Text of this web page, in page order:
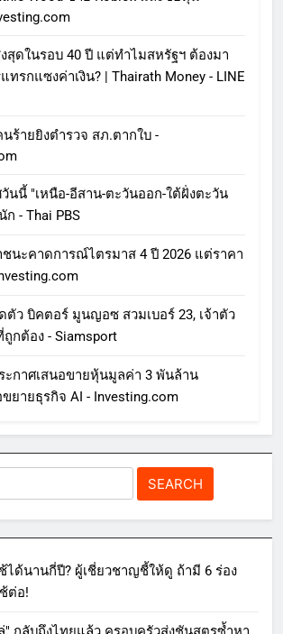
สุดในรอบ 40 ปี แต่ทำไมสหรัฐฯ ต้องมา
ทรกแซงค่าเงิน? | Thairath Money - LINE
ร้ายยิงตำรวจ สภ.ตากใบ -
นนี้ "เหนือ-อีสาน-ตะวันออก-ใต้ฝั่งตะวัน
- Thai PBS
ชนะคาดการณ์ไตรมาส 4 ปี 2026 แต่ราคา
ตัว บิคตอร์ มูนญอซ สวมเบอร์ 23, เจ้าตัว
กต้อง - Siamsport
ะกาศเสนอขายหุ้นมูลค่า 3 พันล้าน
ยายธุรกิจ AI - Investing.com
ได้นานกี่ปี? ผู้เชี่ยวชาญชี้ให้ดู ถ้ามี 6 ร่อง
ต่อ!